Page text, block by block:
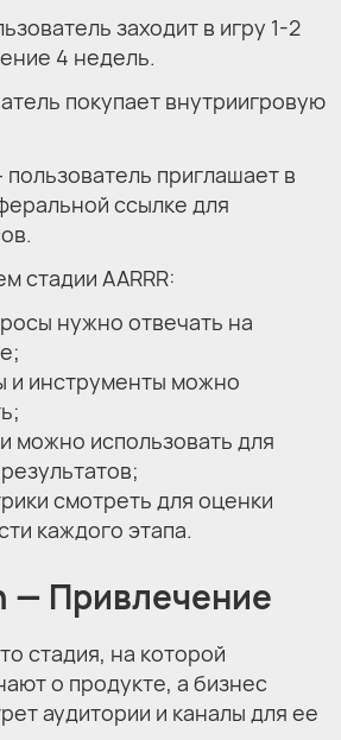
заходит в игру 1-2
4 недель.
покупает внутриигровую
пользователь приглашает в
ссылке для
стадии AARRR:
нужно отвечать на
и инструменты можно
можно использовать для
смотреть для оценки
каждого этапа.
— Привлечение
стадия, на которой
о продукте, а бизнес
аудитории и каналы для ее